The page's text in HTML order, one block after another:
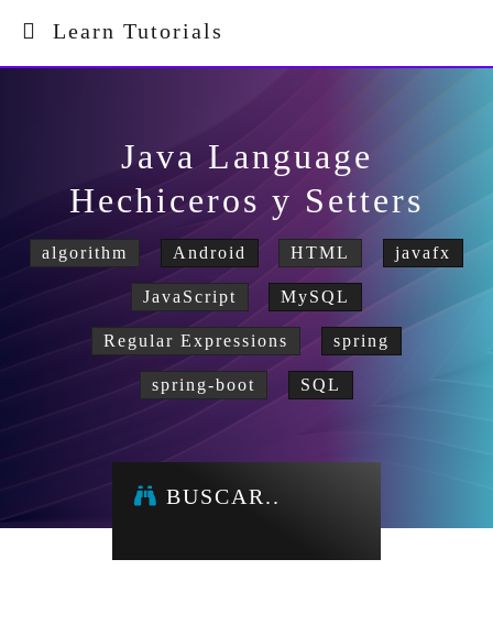
Learn Tutorials
Java Language
Hechiceros y Setters
algorithm Android HTML javafx
JavaScript MySQL
Regular Expressions spring
spring-boot SQL
BUSCAR..